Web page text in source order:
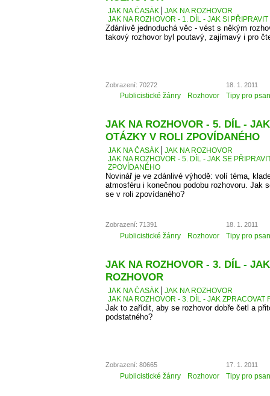
JAK NA ČASÁK
JAK NA ROZHOVOR
JAK NA ROZHOVOR - 1. DÍL - JAK SI
Zdánlivě jednoduchá věc - vést s někým
takový rozhovor byl poutavý, zajímavý i pro
Zobrazení: 70272 18. 1. 2011
Publicistické žánry Rozhovor Tipy pro
JAK NA ROZHOVOR - 5. DÍL -
OTÁZKY V ROLI ZPOVÍDANÉHO
JAK NA ČASÁK
JAK NA ROZHOVOR
JAK NA ROZHOVOR - 5. DÍL - JAK SE
ZPOVÍDANÉHO
Novinář je ve zdánlivé výhodě: volí téma,
atmosféru i konečnou podobu rozhovoru. Jak
se v roli zpovídaného?
Zobrazení: 71391 18. 1. 2011
Publicistické žánry Rozhovor Tipy pro
JAK NA ROZHOVOR - 3. DÍL -
ROZHOVOR
JAK NA ČASÁK
JAK NA ROZHOVOR
JAK NA ROZHOVOR - 3. DÍL - JAK ZPRACOVAT
Jak to zařídit, aby se rozhovor dobře četl a
podstatného?
Zobrazení: 80665 17. 1. 2011
Publicistické žánry Rozhovor Tipy pro